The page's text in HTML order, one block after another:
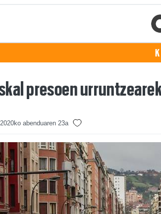
presoen
2020ko abenduaren 23a